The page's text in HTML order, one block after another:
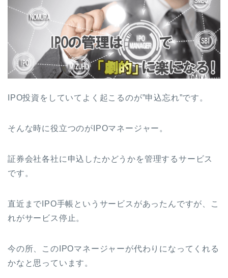
IPO投資をしていてよく起こるのが”申込忘れ”です。
そんな時に役立つのがIPOマネージャー。
証券会社各社に申込したかどうかを管理するサービス
です。
直近までIPO手帳というサービスがあったんですが、こ
れがサービス停止。
今の所、このIPOマネージャーが代わりになってくれる
かなと思っています。